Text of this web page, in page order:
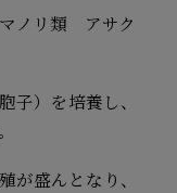
ノリ類 アサク
子）を培養し、
が盛んとなり、